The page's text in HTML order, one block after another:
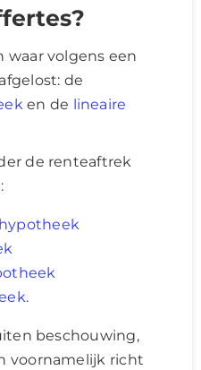
volgens een
de
en de lineaire
de renteaftrek
.
beschouwing,
voornamelijk richt